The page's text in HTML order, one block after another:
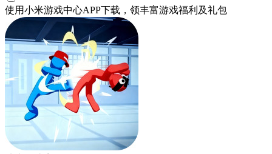
使用小米游戏中心APP下载 ，领丰富游戏福利 及礼包